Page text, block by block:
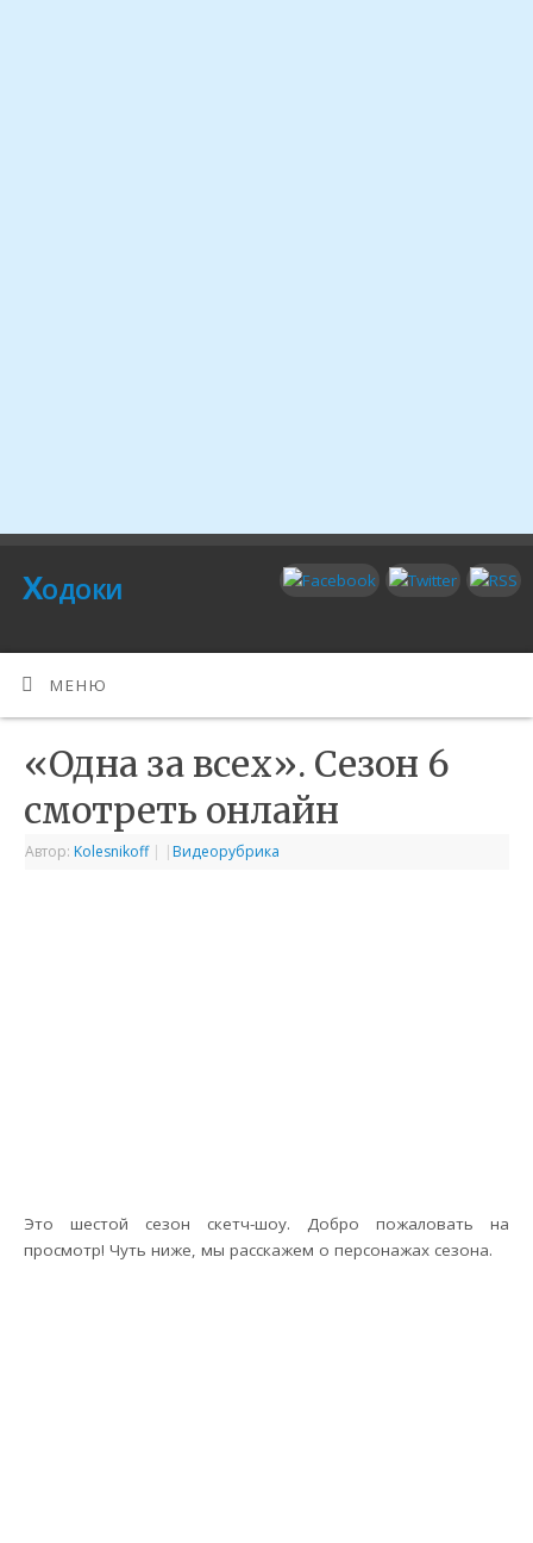
Ходоки
МЕНЮ
«Одна за всех». Сезон 6
смотреть онлайн
Автор: Kolesnikoff | | Видеорубрика
Это шестой сезон скетч-шоу. Добро пожаловать на
просмотр! Чуть ниже, мы расскажем о персонажах сезона.